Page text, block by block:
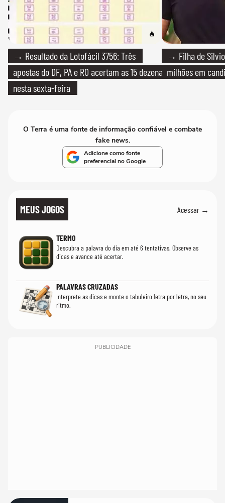
→ Resultado da Lotofácil 3756: Três
apostas do DF, PA e RO acertam as 15 dezenas
nesta sexta-feira
→ Filha de Silvio
milhões em
O Terra é uma fonte de informação confiável e combate
fake news.
Adicione como fonte
preferencial no Google
MEUS JOGOS Acessar →
TERMO
Descubra a palavra do dia em até 6 tentativas. Observe as
dicas e avance até acertar.
PALAVRAS CRUZADAS
Interprete as dicas e monte o tabuleiro letra por letra, no seu
ritmo.
PUBLICIDADE